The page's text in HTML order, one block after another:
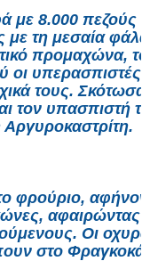
8.000 πεζούς
με τη μεσαία
προμαχώνα,
οι υπερασπιστές
τους.
τον υπασπιστή
φρούριο,
αφαιρώντας
Οι
στο